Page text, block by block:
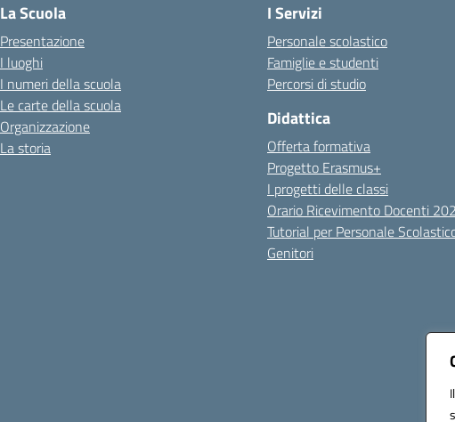
La Scuola
Presentazione
I luoghi
I numeri della scuola
Le carte della scuola
Organizzazione
La storia
I Servizi
Personale scolastico
Famiglie e studenti
Percorsi di studio
Didattica
Offerta formativa
Progetto Erasmus+
I progetti delle classi
Orario Ricevimento Docenti
Tutorial per Personale
Genitori